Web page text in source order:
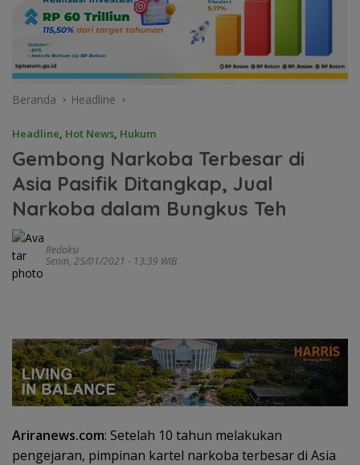
Beranda Headline
Headline, Hot News, Hukum
Gembong Narkoba Terbesar di
Asia Pasifik Ditangkap, Jual
Narkoba dalam Bungkus Teh
Redaksi
Senin, 25/01/2021 - 13:39 WIB
Ariranews.com: Setelah 10 tahun melakukan
pengejaran, pimpinan kartel narkoba terbesar di Asia